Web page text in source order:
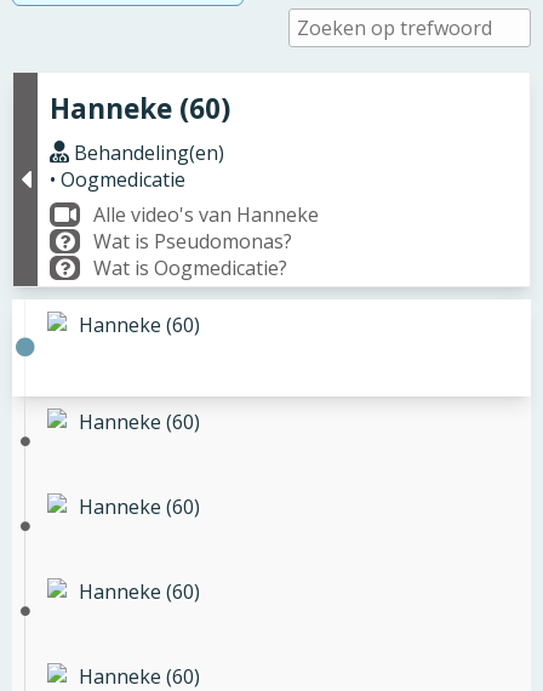
Hanneke (60)
Behandeling(en)
• Oogmedicatie
Alle video's van Hanneke
Wat is Pseudomonas?
Wat is Oogmedicatie?
Hanneke (60)
Hanneke (60)
Hanneke (60)
Hanneke (60)
Hanneke (60)